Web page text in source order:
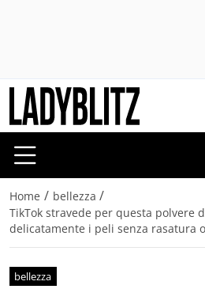
Home / bellezza /
TikTok stravede per questa polvere
delicatamente i peli senza rasatura
bellezza